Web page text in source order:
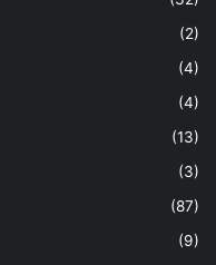
(2)
(4)
(4)
(13)
(3)
(87)
(9)